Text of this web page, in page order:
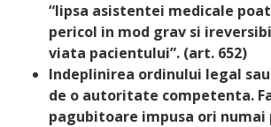
“lipsa asistentei medicale
pericol in mod grav si
viata pacientului”. (art. 652)
Indeplinirea ordinului legal
de o autoritate competenta.
pagubitoare impusa ori numai